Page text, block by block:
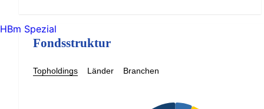
Fondsstruktur
Topholdings Länder Branchen
HBm Spezial